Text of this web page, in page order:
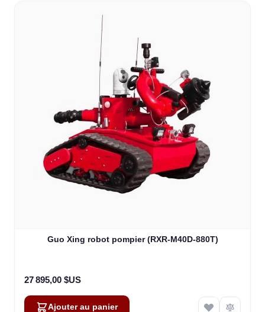
Guo Xing robot pompier (RXR-M40D-880T)
27 895,00 $US
Ajouter au panier